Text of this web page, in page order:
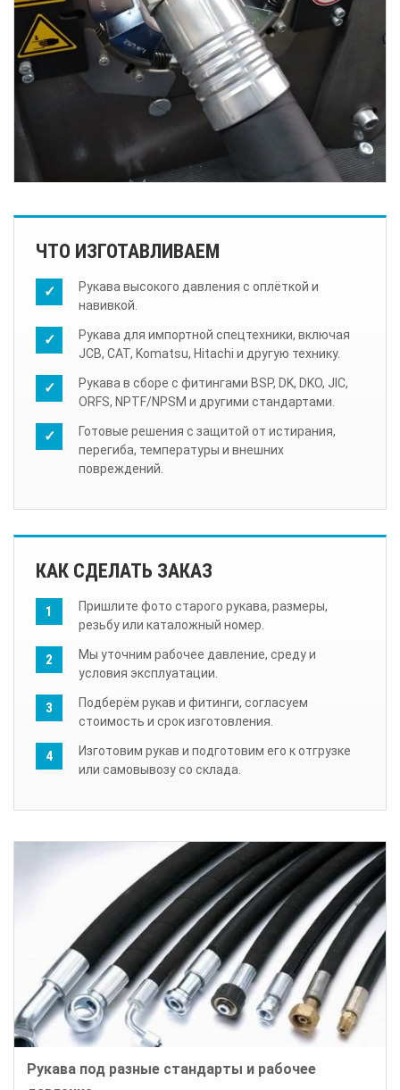
ЧТО ИЗГОТАВЛИВАЕМ
Рукава высокого давления с оплёткой и
навивкой.
Рукава для импортной спецтехники, включая
JCB, CAT, Komatsu, Hitachi и другую технику.
Рукава в сборе с фитингами BSP, DK, DKO, JIC,
ORFS, NPTF/NPSM и другими стандартами.
Готовые решения с защитой от истирания,
перегиба, температуры и внешних
повреждений.
КАК СДЕЛАТЬ ЗАКАЗ
Пришлите фото старого рукава, размеры,
резьбу или каталожный номер.
Мы уточним рабочее давление, среду и
условия эксплуатации.
Подберём рукав и фитинги, согласуем
стоимость и срок изготовления.
Изготовим рукав и подготовим его к отгрузке
или самовывозу со склада.
Рукава под разные стандарты и рабочее